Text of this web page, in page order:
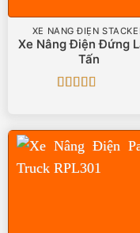
XE NÂNG ĐIỆN
Xe Nâng Điện Đứng
Tấn
5 sao